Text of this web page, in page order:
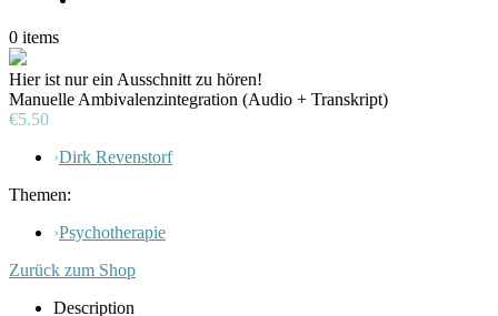
0 items
Hier ist nur ein Ausschnitt zu hören!
Manuelle Ambivalenzintegration (Audio + Transkript)
€5.50
›Dirk Revenstorf
Themen:
›Psychotherapie
Zurück zum Shop
Description